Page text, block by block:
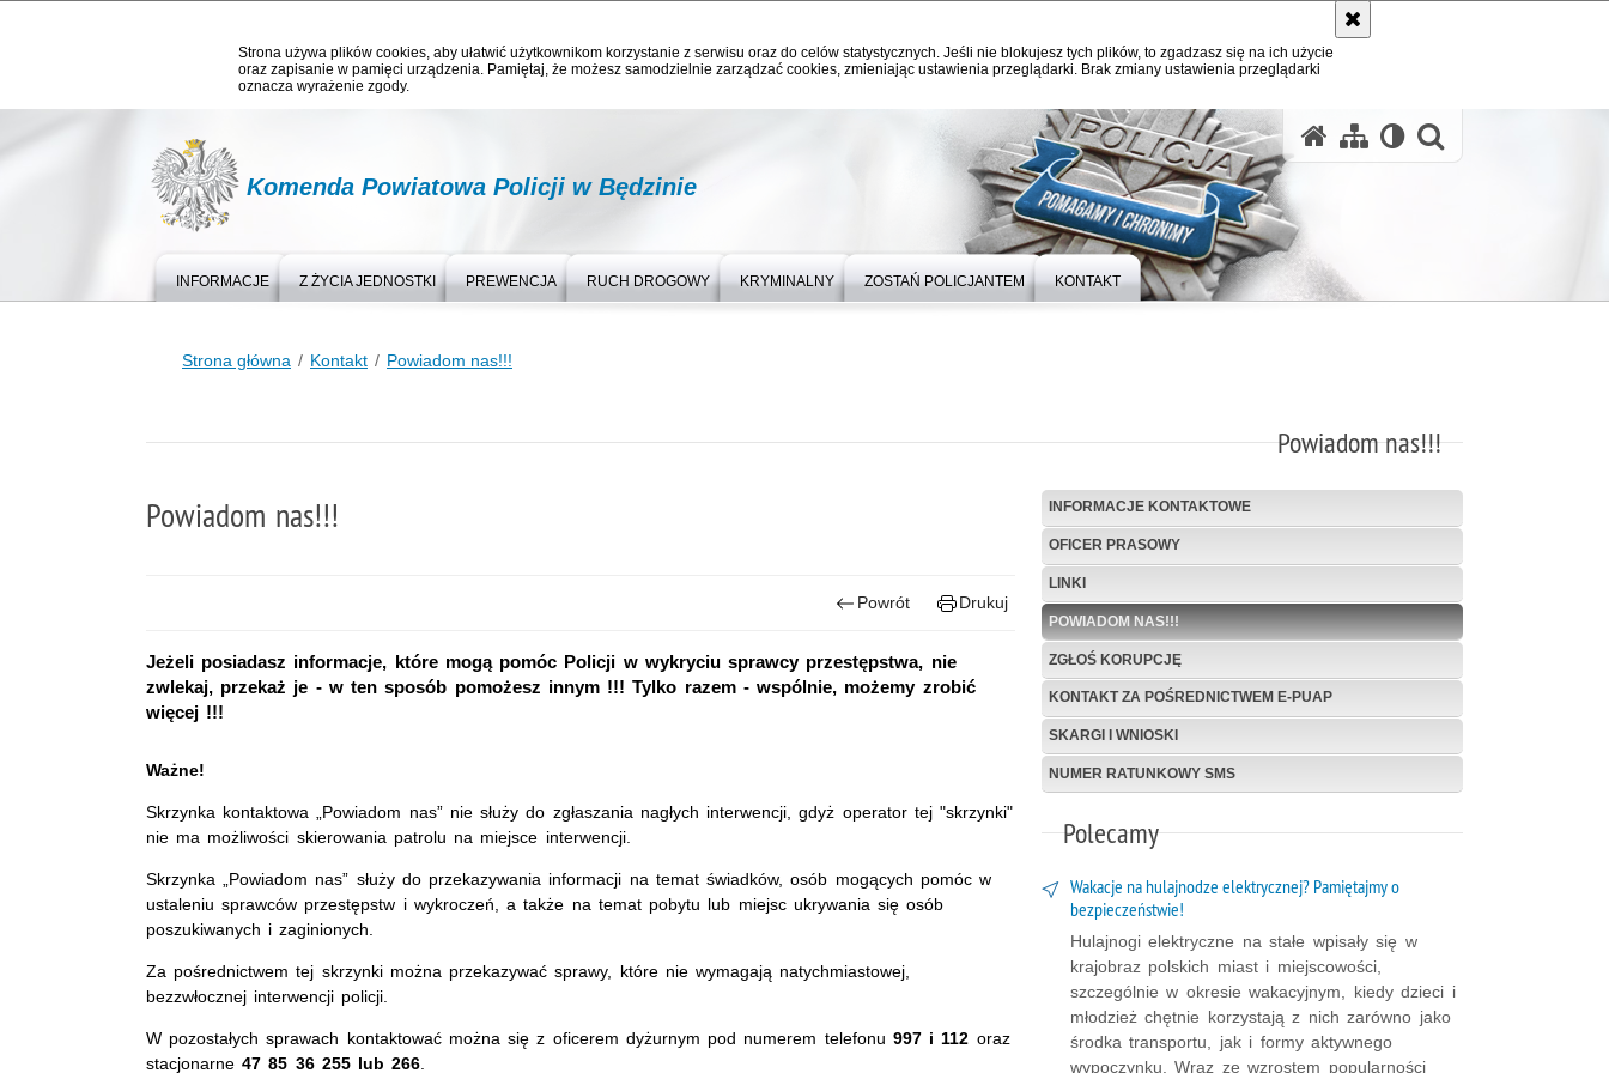
Strona używa plików cookies, aby ułatwić użytkownikom korzystanie z serwisu oraz do celów statystycznych. Jeśli nie blokujesz tych plików, to zgadzasz się na ich użycie
oraz zapisanie w pamięci urządzenia. Pamiętaj, że możesz samodzielnie zarządzać cookies, zmieniając ustawienia przeglądarki. Brak zmiany ustawienia przeglądarki
oznacza wyrażenie zgody.
Komenda Powiatowa Policji w Będzinie
INFORMACJE Z ŻYCIA JEDNOSTKI PREWENCJA RUCH DROGOWY KRYMINALNY ZOSTAŃ POLICJANTEM KONTAKT
Strona główna Kontakt Powiadom nas!!!
Powiadom nas!!!
Powiadom nas!!!
Powrót Drukuj
Jeżeli posiadasz informacje, które mogą pomóc Policji w wykryciu sprawcy przestępstwa, nie
zwlekaj, przekaż je - w ten sposób pomożesz innym !!! Tylko razem - wspólnie, możemy zrobić
więcej !!!
Ważne!
Skrzynka kontaktowa „Powiadom nas” nie służy do zgłaszania nagłych interwencji, gdyż operator tej "skrzynki"
nie ma możliwości skierowania patrolu na miejsce interwencji.
Skrzynka „Powiadom nas” służy do przekazywania informacji na temat świadków, osób mogących pomóc w
ustaleniu sprawców przestępstw i wykroczeń, a także na temat pobytu lub miejsc ukrywania się osób
poszukiwanych i zaginionych.
Za pośrednictwem tej skrzynki można przekazywać sprawy, które nie wymagają natychmiastowej,
bezzwłocznej interwencji policji.
W pozostałych sprawach kontaktować można się z oficerem dyżurnym pod numerem telefonu 997 i 112 oraz
stacjonarne 47 85 36 255 lub 266.
INFORMACJE KONTAKTOWE
OFICER PRASOWY
LINKI
POWIADOM NAS!!!
ZGŁOŚ KORUPCJĘ
KONTAKT ZA POŚREDNICTWEM E-PUAP
SKARGI I WNIOSKI
NUMER RATUNKOWY SMS
Polecamy
Wakacje na hulajnodze elektrycznej? Pamiętajmy o
bezpieczeństwie!
Hulajnogi elektryczne na stałe wpisały się w
krajobraz polskich miast i miejscowości,
szczególnie w okresie wakacyjnym, kiedy dzieci i
młodzież chętnie korzystają z nich zarówno jako
środka transportu, jak i formy aktywnego
wypoczynku. Wraz ze wzrostem popularności